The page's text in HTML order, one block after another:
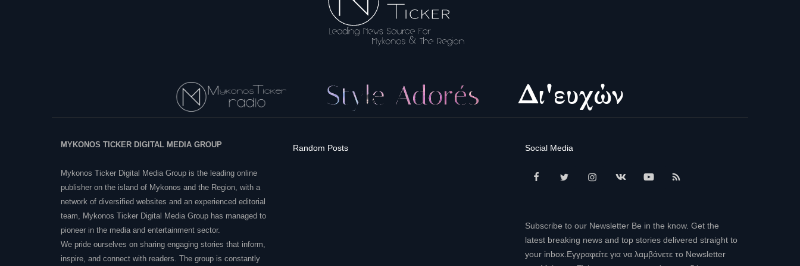
MYKONOS TICKER DIGITAL MEDIA GROUP
Mykonos Ticker Digital Media Group is the leading online
publisher on the island of Mykonos and the Region, with a
network of diversified websites and an experienced editorial
team, Mykonos Ticker Digital Media Group has managed to
pioneer in the media and entertainment sector.
We pride ourselves on sharing engaging stories that inform,
inspire, and connect with readers. The group is constantly
Random Posts Social Media
Subscribe to our Newsletter Be in the know. Get the
latest breaking news and top stories delivered straight to
your inbox.Εγγραφείτε για να λαμβάνετε το Newsletter